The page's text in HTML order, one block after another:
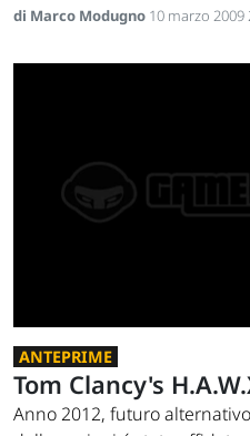
di Marco Modugno 10 marzo 2009
ANTEPRIME
Tom Clancy's
Anno 2012, futuro